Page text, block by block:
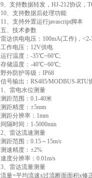
9、支持数据转发，HJ-212协议，
10、支持数据后处理功能
11、支持外置运行javascript脚本
五、技术参数
雷达供电电压：100mA(工作)，
工作电压：12V供电
运行温度：-35℃~60℃;
存储温度：-40℃~60℃;
野外防护等级：IP68
信号输出：RS485/MODBUS-RTU
1、雷电水位测量
测距范围：0.1-40米
测距精度：±5mm
测距分辨率：1mm
间隔时间：1-5000min
2、雷达流速测量
测距范围：0.15～15m/s
测速精度：±2%
速度分辨率：0.01m/s
3、雷达流量测量
流量=平均流速x过流断面面积x修